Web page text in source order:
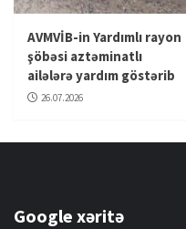
AVMVİB-in Yardımlı rayon
şöbəsi aztəminatlı
ailələrə yardım göstərib
26.07.2026
Google xəritə